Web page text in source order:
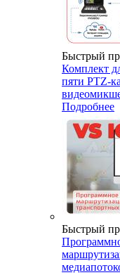
Быстрый
Комплект
пяти PTZ-
Подробнее
Быстрый